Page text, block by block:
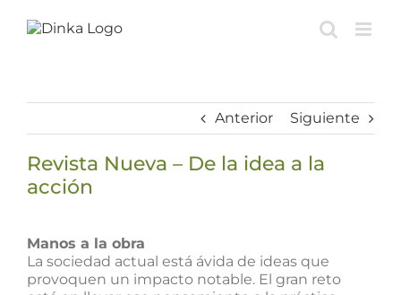
Anterior Siguiente
Revista Nueva – De la idea a la
acción
imagen
más
grande
Manos a la obra
La sociedad actual está ávida de ideas que
provoquen un impacto notable. El gran reto